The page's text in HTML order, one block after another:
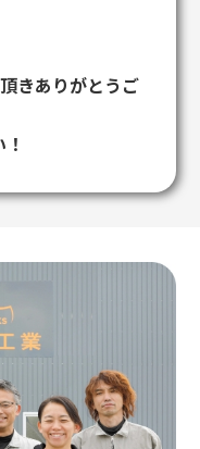
きありがとうご